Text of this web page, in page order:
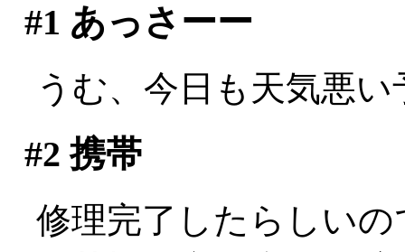
#1 あっさーー
うむ、今日も天気悪い
#2 携帯
修理完了したらしい